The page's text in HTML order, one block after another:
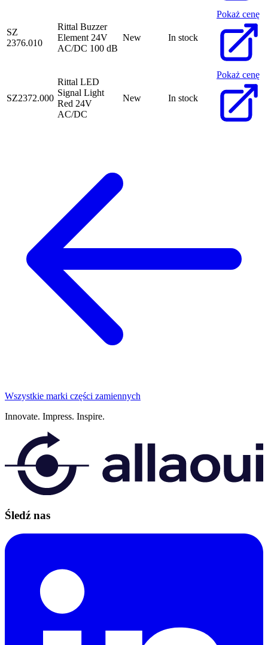
SZ
2376.010
Rittal Buzzer
Element 24V
AC/DC 100 dB
New In stock
Pokaż cenę
SZ2372.000
Rittal LED
Signal Light
Red 24V
AC/DC
New In stock
Pokaż cenę
Wszystkie marki części zamiennych
Innovate. Impress. Inspire.
Śledź nas